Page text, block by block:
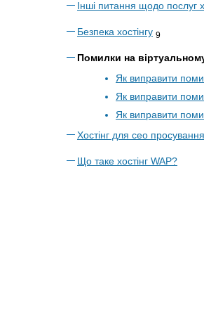
Інші питання щодо послуг
Безпека хостінгу 9
Помилки на
Як виправити
Як виправити
Як виправити
Хостінг для сео просування
Що таке хостінг WAP?